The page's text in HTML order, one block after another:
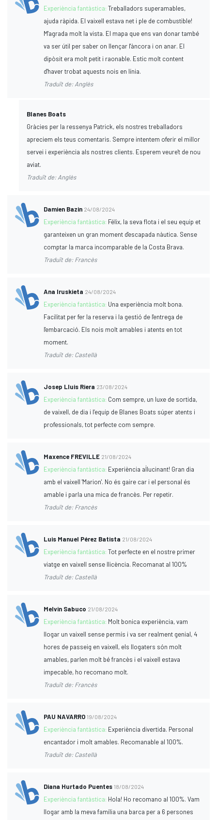
Experiència fantàstica:Treballadors superamables,
ajuda ràpida. El vaixell estava net i ple de combustible!
M'agrada molt la vista. El mapa que ens van donar també
va ser útil per saber on llençar l'àncora i on anar. El
dipòsit era molt petit i raonable. Estic molt content
d'haver trobat aquests nois en línia.
Traduït de: Anglès
Blanes Boats
Gràcies per la ressenya Patrick, els nostres treballadors
apreciem els teus comentaris. Sempre intentem oferir el millor
servei i experiència als nostres clients. Esperem veure't de nou
aviat.
Traduït de: Anglès
Damien Bazin 24/08/2024
Experiència fantàstica: Félix, la seva flota i el seu equip et
garanteixen un gran moment d'escapada nàutica. Sense
comptar la marca incomparable de la Costa Brava.
Traduït de: Francès
Ana Iruskieta 24/08/2024
Experiència fantàstica: Una experiència molt bona.
Facilitat per fer la reserva i la gestió de l'entrega de
l'embarcació. Els nois molt amables i atents en tot
moment.
Traduït de: Castellà
Josep Lluis Riera 23/08/2024
Experiència fantàstica: Com sempre, un luxe de sortida,
de vaixell, de dia i l’equip de Blanes Boats súper atents i
professionals, tot perfecte com sempre.
Maxence FREVILLE 21/08/2024
Experiència fantàstica: Experiència al·lucinant! Gran dia
amb el vaixell 'Marion'. No és gaire car i el personal és
amable i parla una mica de francès. Per repetir.
Traduït de: Francès
Luis Manuel Pérez Batista 21/08/2024
Experiència fantàstica:Tot perfecte en el nostre primer
viatge en vaixell sense llicència. Recomanat al 100%
Traduït de: Castellà
Melvin Sabuco 21/08/2024
Experiència fantàstica: Molt bonica experiència, vam
llogar un vaixell sense permís i va ser realment genial, 4
hores de passeig en vaixell, els llogaters són molt
amables, parlen molt bé francès i el vaixell estava
impecable, ho recomano molt.
Traduït de: Francès
PAU NAVARRO 19/08/2024
Experiència fantàstica: Experiència divertida. Personal
encantador i molt amables. Recomanable al 100%.
Traduït de: Castellà
Diana Hurtado Puentes 18/08/2024
Experiència fantàstica: Hola! Ho recomano al 100%. Vam
llogar amb la meva família una barca per a 6 persones